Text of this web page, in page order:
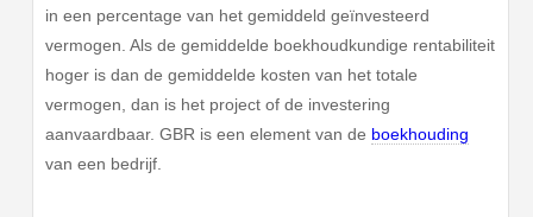
in een percentage van het gemiddeld geïnvesteerd
vermogen. Als de gemiddelde boekhoudkundige rentabiliteit
hoger is dan de gemiddelde kosten van het totale
vermogen, dan is het project of de investering
aanvaardbaar. GBR is een element van de boekhouding
van een bedrijf.